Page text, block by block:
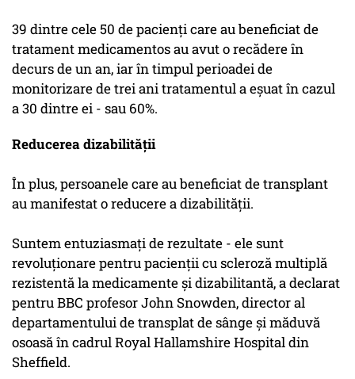
39 dintre cele 50 de pacienţi care au beneficiat de
tratament medicamentos au avut o recădere în
decurs de un an, iar în timpul perioadei de
monitorizare de trei ani tratamentul a eşuat în cazul
a 30 dintre ei - sau 60%.
Reducerea dizabilității
În plus, persoanele care au beneficiat de transplant
au manifestat o reducere a dizabilităţii.
Suntem entuziasmaţi de rezultate - ele sunt
revoluţionare pentru pacienţii cu scleroză multiplă
rezistentă la medicamente şi dizabilitantă, a declarat
pentru BBC profesor John Snowden, director al
departamentului de transplat de sânge şi măduvă
osoasă în cadrul Royal Hallamshire Hospital din
Sheffield.